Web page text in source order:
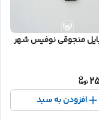
منجوقی نوفیس شهر
افزودن به سبد